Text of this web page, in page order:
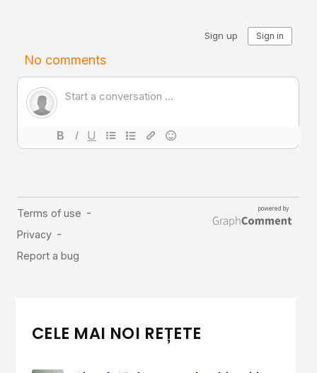
CELE MAI NOI REȚETE